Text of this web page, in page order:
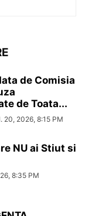
de Comisia
de Toata...
20, 2026, 8:15 PM
NU ai Stiut si
8:35 PM